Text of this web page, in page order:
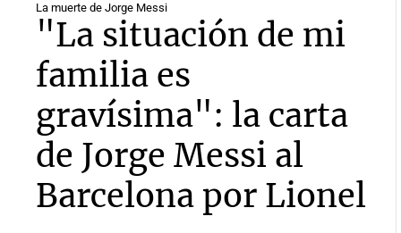
La muerte de Jorge Messi
"La situación de mi
familia es
gravísima": la carta
de Jorge Messi al
Barcelona por Lionel